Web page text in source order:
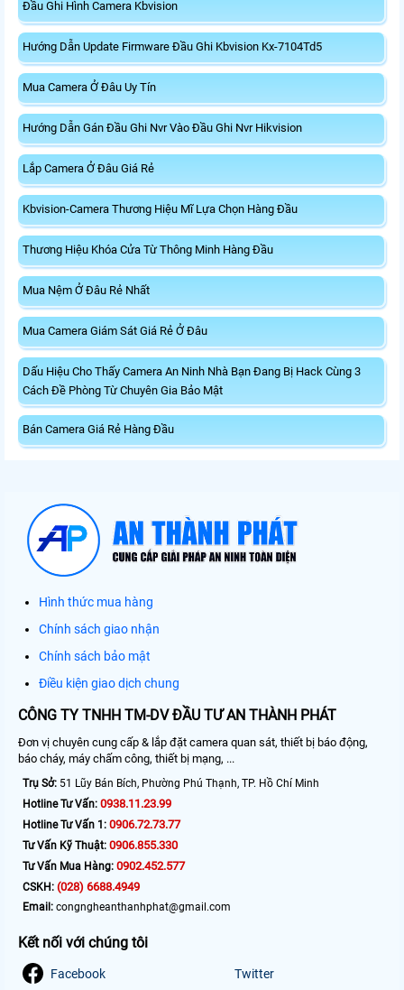
Đầu Ghi Hình Camera Kbvision
Hướng Dẫn Update Firmware Đầu Ghi Kbvision Kx-7104Td5
Mua Camera Ở Đâu Uy Tín
Hướng Dẫn Gán Đầu Ghi Nvr Vào Đầu Ghi Nvr Hikvision
Lắp Camera Ở Đâu Giá Rẻ
Kbvision-Camera Thương Hiệu Mĩ Lựa Chọn Hàng Đầu
Thương Hiệu Khóa Cửa Từ Thông Minh Hàng Đầu
Mua Nệm Ở Đâu Rẻ Nhất
Mua Camera Giám Sát Giá Rẻ Ở Đâu
Dấu Hiệu Cho Thấy Camera An Ninh Nhà Bạn Đang Bị Hack Cùng 3
Cách Đề Phòng Từ Chuyên Gia Bảo Mật
Bán Camera Giá Rẻ Hàng Đầu
Hình thức mua hàng
Chính sách giao nhận
Chính sách bảo mật
Điều kiện giao dịch chung
CÔNG TY TNHH TM-DV ĐẦU TƯ AN THÀNH PHÁT
Đơn vị chuyên cung cấp & lắp đặt camera quan sát, thiết bị báo động,
báo cháy, máy chấm công, thiết bị mạng, ...
Trụ Sở: 51 Lũy Bán Bích, Phường Phú Thạnh, TP. Hồ Chí Minh
Hotline Tư Vấn: 0938.11.23.99
Hotline Tư Vấn 1: 0906.72.73.77
Tư Vấn Kỹ Thuật: 0906.855.330
Tư Vấn Mua Hàng: 0902.452.577
CSKH: (028) 6688.4949
Email: congngheanthanhphat@gmail.com
Kết nối với chúng tôi
Facebook Twitter